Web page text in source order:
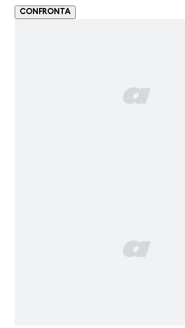
CONFRONTA